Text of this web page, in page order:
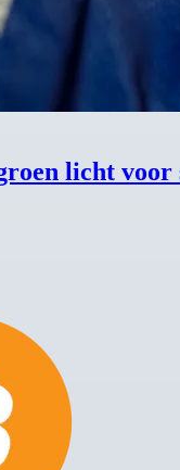
licht voor